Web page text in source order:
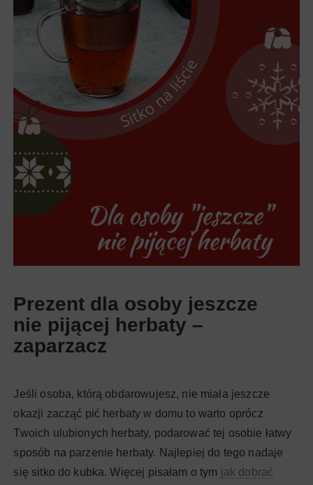
Prezent dla osoby jeszcze
nie pijącej herbaty –
zaparzacz
Jeśli osoba, którą obdarowujesz, nie miała jeszcze
okazji zacząć pić herbaty w domu to warto oprócz
Twoich ulubionych herbaty, podarować tej osobie łatwy
sposób na parzenie herbaty. Najlepiej do tego nadaje
się sitko do kubka. Więcej pisałam o tym jak dobrać